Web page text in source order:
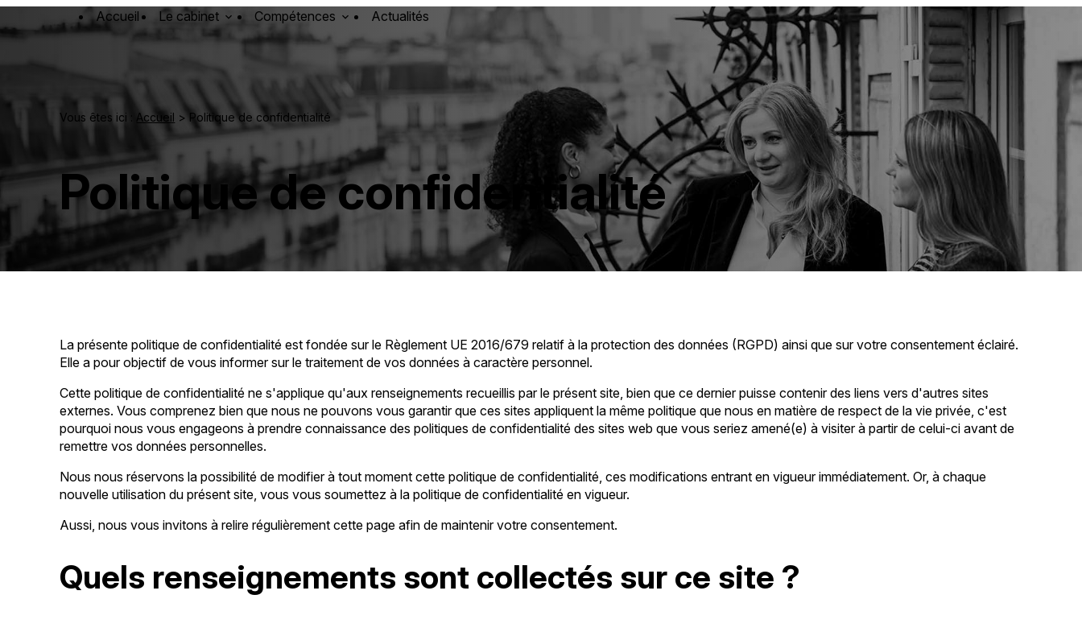
Accueil Le cabinet Compétences Actualités
Vous êtes ici : Accueil > Politique de confidentialité
Politique de confidentialité
La présente politique de confidentialité est fondée sur le Règlement UE 2016/679 relatif à la protection des données (RGPD) ainsi que sur votre consentement éclairé.
Elle a pour objectif de vous informer sur le traitement de vos données à caractère personnel.
Cette politique de confidentialité ne s'applique qu'aux renseignements recueillis par le présent site, bien que ce dernier puisse contenir des liens vers d'autres sites
externes. Vous comprenez bien que nous ne pouvons vous garantir que ces sites appliquent la même politique que nous en matière de respect de la vie privée, c'est
pourquoi nous vous engageons à prendre connaissance des politiques de confidentialité des sites web que vous seriez amené(e) à visiter à partir de celui-ci avant de
remettre vos données personnelles.
Nous nous réservons la possibilité de modifier à tout moment cette politique de confidentialité, ces modifications entrant en vigueur immédiatement. Or, à chaque
nouvelle utilisation du présent site, vous vous soumettez à la politique de confidentialité en vigueur.
Aussi, nous vous invitons à relire régulièrement cette page afin de maintenir votre consentement.
Quels renseignements sont collectés sur ce site ?
Panneau de gestion des cookies